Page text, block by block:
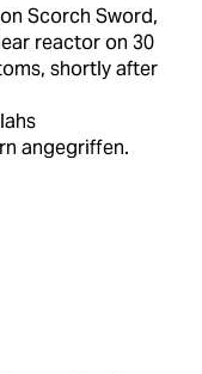
Scorch Sword,
reactor on 30
shortly after
angegriffen.